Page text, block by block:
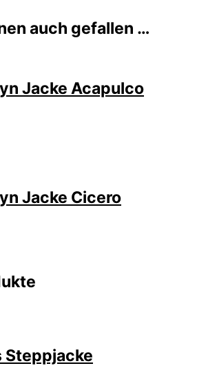
auch gefallen …
Jacke Acapulco
Jacke Cicero
Steppjacke